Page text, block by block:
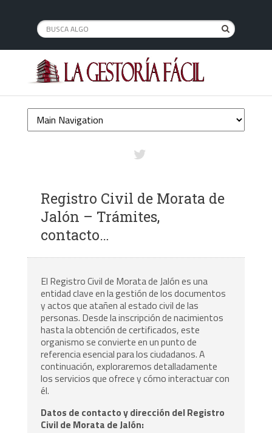
Registro Civil de Morata de
Jalón – Trámites,
contacto…
El Registro Civil de Morata de Jalón es una
entidad clave en la gestión de los documentos
y actos que atañen al estado civil de las
personas. Desde la inscripción de nacimientos
hasta la obtención de certificados, este
organismo se convierte en un punto de
referencia esencial para los ciudadanos. A
continuación, exploraremos detalladamente
los servicios que ofrece y cómo interactuar con
él.
Datos de contacto y dirección del Registro
Civil de Morata de Jalón: